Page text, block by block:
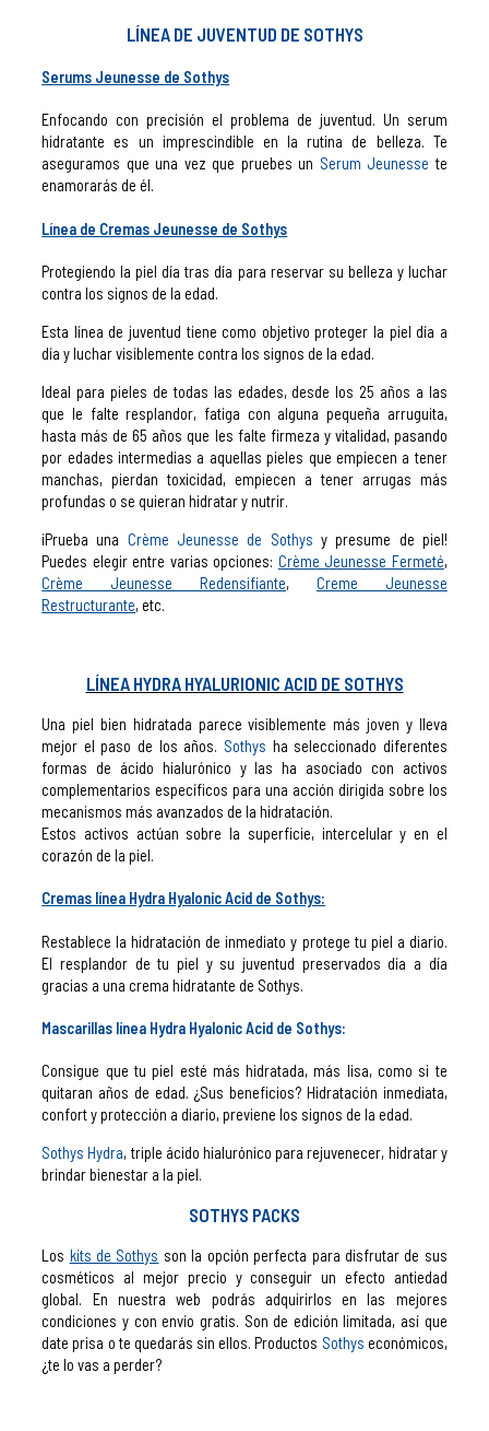
LÍNEA DE JUVENTUD DE SOTHYS
Serums Jeunesse de Sothys
Enfocando con precisión el problema de juventud. Un serum
hidratante es un imprescindible en la rutina de belleza. Te
aseguramos que una vez que pruebes un Serum Jeunesse te
enamorarás de él.
Línea de Cremas Jeunesse de Sothys
Protegiendo la piel día tras día para reservar su belleza y luchar
contra los signos de la edad.
Esta línea de juventud tiene como objetivo proteger la piel día a
día y luchar visiblemente contra los signos de la edad.
Ideal para pieles de todas las edades, desde los 25 años a las
que le falte resplandor, fatiga con alguna pequeña arruguita,
hasta más de 65 años que les falte firmeza y vitalidad, pasando
por edades intermedias a aquellas pieles que empiecen a tener
manchas, pierdan toxicidad, empiecen a tener arrugas más
profundas o se quieran hidratar y nutrir.
¡Prueba una Crème Jeunesse de Sothys y presume de piel!
Puedes elegir entre varias opciones: Crème Jeunesse Fermeté,
Crème Jeunesse Redensifiante, Creme Jeunesse
Restructurante, etc.
LÍNEA HYDRA HYALURIONIC ACID DE SOTHYS
Una piel bien hidratada parece visiblemente más joven y lleva
mejor el paso de los años. Sothys ha seleccionado diferentes
formas de ácido hialurónico y las ha asociado con activos
complementarios específicos para una acción dirigida sobre los
mecanismos más avanzados de la hidratación.
Estos activos actúan sobre la superficie, intercelular y en el
corazón de la piel.
Cremas línea Hydra Hyalonic Acid de Sothys:
Restablece la hidratación de inmediato y protege tu piel a diario.
El resplandor de tu piel y su juventud preservados día a día
gracias a una crema hidratante de Sothys.
Mascarillas línea Hydra Hyalonic Acid de Sothys:
Consigue que tu piel esté más hidratada, más lisa, como si te
quitaran años de edad. ¿Sus beneficios? Hidratación inmediata,
confort y protección a diario, previene los signos de la edad.
Sothys Hydra, triple ácido hialurónico para rejuvenecer, hidratar y
brindar bienestar a la piel.
SOTHYS PACKS
Los kits de Sothys son la opción perfecta para disfrutar de sus
cosméticos al mejor precio y conseguir un efecto antiedad
global. En nuestra web podrás adquirirlos en las mejores
condiciones y con envío gratis. Son de edición limitada, así que
date prisa o te quedarás sin ellos. Productos Sothys económicos,
¿te lo vas a perder?